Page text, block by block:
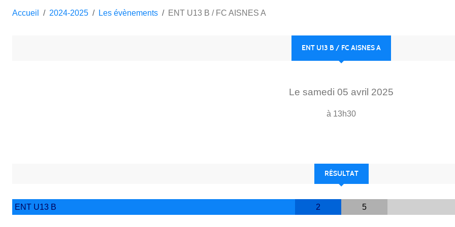
Accueil 2024-2025 Les évènements ENT U13 B / FC AISNES A
ENT U13 B / FC AISNES A
Le samedi 05 avril 2025
à 13h30
RÉSULTAT
ENT U13 B 2 5